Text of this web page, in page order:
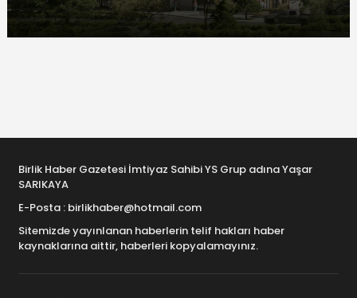
Birlik Haber Gazetesi İmtiyaz Sahibi YS Grup adına Yaşar
SARIKAYA
E-Posta : birlikhaber@hotmail.com
Sitemizde yayınlanan haberlerin telif hakları haber
kaynaklarına aittir, haberleri kopyalamayınız.